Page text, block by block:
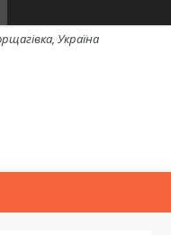
Україна